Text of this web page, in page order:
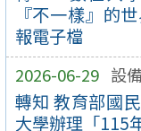
『不一樣』的
報電子檔
2026-06-29 設
轉知 教育部國
大學辦理「115